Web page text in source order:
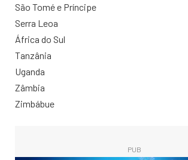
São Tomé e Príncipe
Serra Leoa
África do Sul
Tanzânia
Uganda
Zâmbia
Zimbábue
PUB